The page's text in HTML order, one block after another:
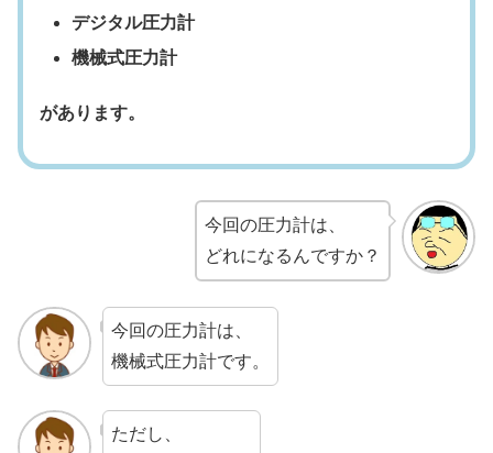
デジタル圧力計
機械式圧力計
があります。
今回の圧力計は、
どれになるんですか？
今回の圧力計は、
機械式圧力計です。
ただし、